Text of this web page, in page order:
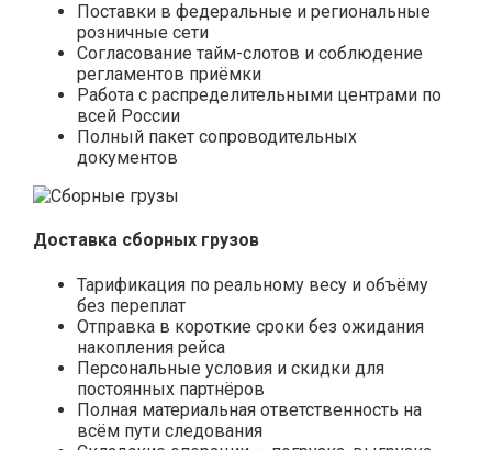
Поставки в федеральные и региональные
розничные сети
Согласование тайм-слотов и соблюдение
регламентов приёмки
Работа с распределительными центрами по
всей России
Полный пакет сопроводительных
документов
Доставка сборных грузов
Тарификация по реальному весу и объёму
без переплат
Отправка в короткие сроки без ожидания
накопления рейса
Персональные условия и скидки для
постоянных партнёров
Полная материальная ответственность на
всём пути следования